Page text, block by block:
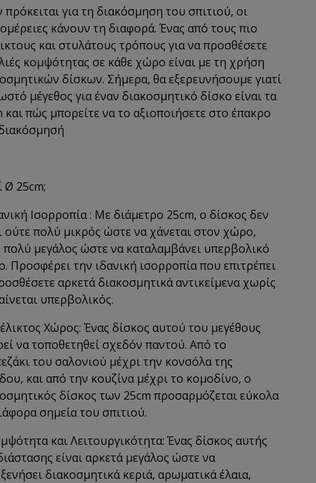
πρόκειται για τη διακόσμηση του σπιτιού, οι
κάνουν τη διαφορά. Ένας από τους πιο
και στυλάτους τρόπους για να προσθέσετε
κομψότητας σε κάθε χώρο είναι με τη χρήση
δίσκων. Σήμερα, θα εξερευνήσουμε γιατί
μέγεθος για έναν διακοσμητικό δίσκο είναι τα
και πώς μπορείτε να το αξιοποιήσετε στο έπακρο
Ø 25cm;
Ισορροπία : Με διάμετρο 25cm, ο δίσκος δεν
ούτε πολύ μικρός ώστε να χάνεται στον χώρο,
πολύ μεγάλος ώστε να καταλαμβάνει υπερβολικό
Προσφέρει την ιδανική ισορροπία που επιτρέπει
αρκετά διακοσμητικά αντικείμενα χωρίς
υπερβολικός.
Χώρος: Ένας δίσκος αυτού του μεγέθους
να τοποθετηθεί σχεδόν παντού. Από το
του σαλονιού μέχρι την κονσόλα της
και από την κουζίνα μέχρι το κομοδίνο, ο
δίσκος των 25cm προσαρμόζεται εύκολα
σημεία του σπιτιού.
και Λειτουργικότητα: Ένας δίσκος αυτής
είναι αρκετά μεγάλος ώστε να
διακοσμητικά κεριά, αρωματικά έλαια,